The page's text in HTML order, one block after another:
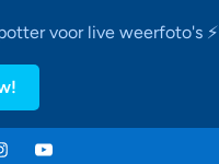
voor live weerfoto's ⚡